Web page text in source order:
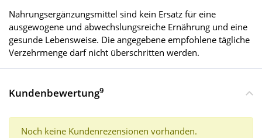
Nahrungsergänzungsmittel sind kein Ersatz für eine
ausgewogene und abwechslungsreiche Ernährung und eine
gesunde Lebensweise. Die angegebene empfohlene tägliche
Verzehrmenge darf nicht überschritten werden.
Kundenbewertung9
Noch keine Kundenrezensionen vorhanden.